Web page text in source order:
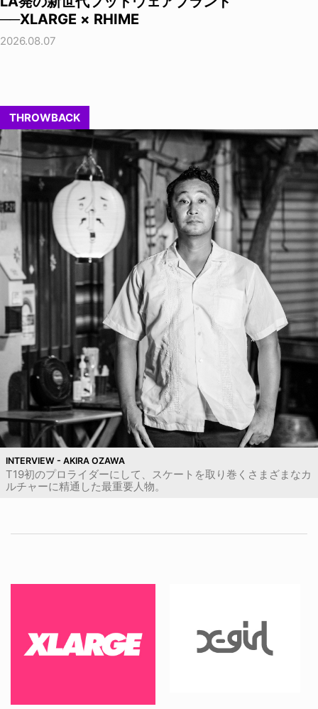
──XLARGE × RHIME
2026.08.07
THROWBACK
INTERVIEW - AKIRA OZAWA
T19初のプロライダーにして、スケートを取り巻くさまざまなカ
ルチャーに精通した最重要人物。